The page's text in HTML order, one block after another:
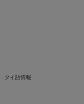
タイ語情報